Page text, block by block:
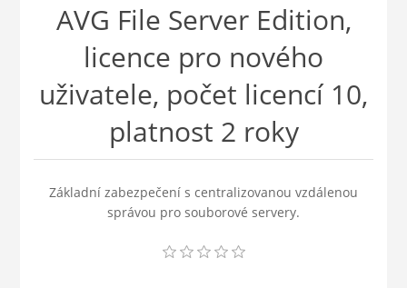
AVG File Server Edition,
licence pro nového
uživatele, počet licencí 10,
platnost 2 roky
Základní zabezpečení s centralizovanou vzdálenou
správou pro souborové servery.